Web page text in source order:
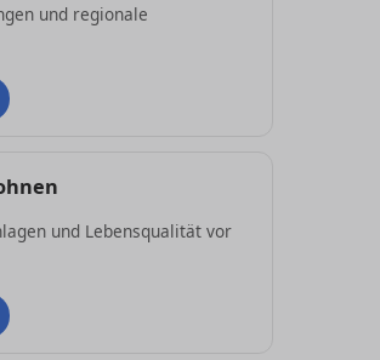
und regionale
und Lebensqualität vor